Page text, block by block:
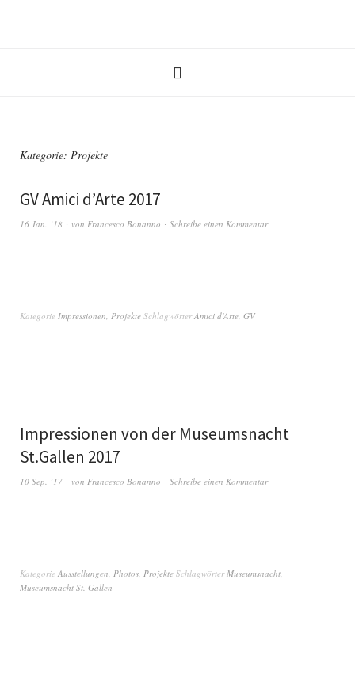
Kategorie: Projekte
GV Amici d’Arte 2017
16 Jan. ’18 von Francesco Bonanno Schreibe einen Kommentar
Kategorie Impressionen, Projekte SchlagwörterAmici d'Arte, GV
Impressionen von der Museumsnacht
St.Gallen 2017
10 Sep. ’17 von Francesco Bonanno Schreibe einen Kommentar
Kategorie Ausstellungen, Photos, Projekte SchlagwörterMuseumsnacht,
Museumsnacht St. Gallen